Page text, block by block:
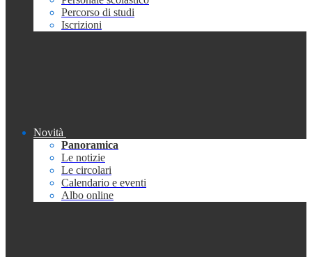
Percorso di studi
Iscrizioni
Novità
Panoramica
Le notizie
Le circolari
Calendario e eventi
Albo online